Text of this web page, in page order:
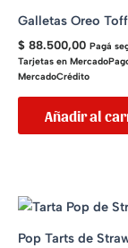
Galletas Oreo
$ 88.500,00 Pagá
Tarjetas en
MercadoCrédito
Añadir al
Pop Tarts de